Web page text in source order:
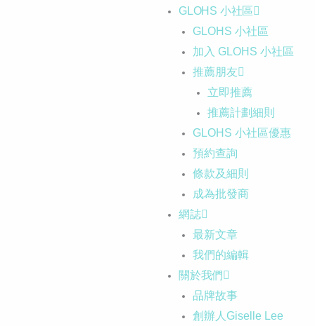
GLOHS 小社區
GLOHS 小社區
加入 GLOHS 小社區
推薦朋友
立即推薦
推薦計劃細則
GLOHS 小社區優惠
預約查詢
條款及細則
成為批發商
網誌
最新文章
我們的編輯
關於我們
品牌故事
創辦人Giselle Lee